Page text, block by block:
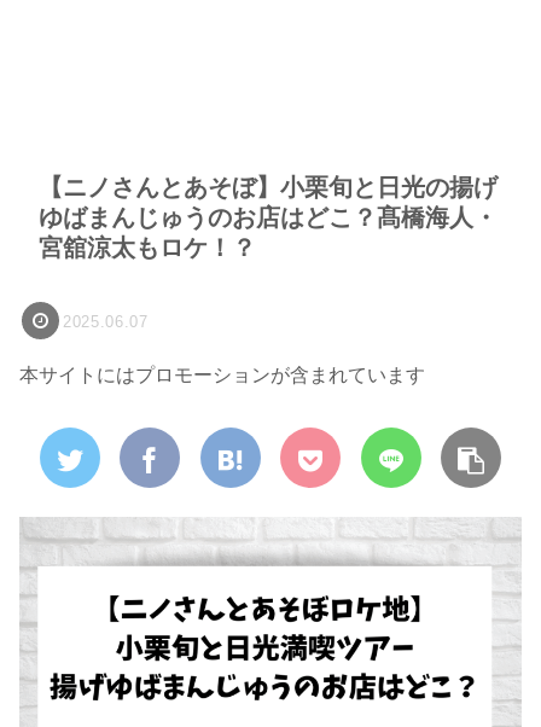
【ニノさんとあそぼ】小栗旬と日光の揚げ
ゆばまんじゅうのお店はどこ？髙橋海人・
宮舘涼太もロケ！？
2025.06.07
本サイトにはプロモーションが含まれています